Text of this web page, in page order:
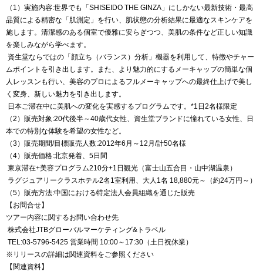
（1）実施内容:世界でも「SHISEIDO THE GINZA」にしかない最新技術・最高
品質による精密な「肌測定」を行い、肌状態の分析結果に最適なスキンケアを
施します。清潔感のある個室で優雅に安らぎつつ、美肌の条件など正しい知識
を楽しみながら学べます。
資生堂ならではの「顔立ち（バランス）分析」機器を利用して、特徴やチャー
ムポイントを引き出します。また、より魅力的にするメーキャップの簡単な個
人レッスンも行い、美容のプロによるフルメーキャップへの最終仕上げで美し
く変身、新しい魅力を引き出します。
日本ご滞在中に美肌への変化を実感するプログラムです。*1日2名様限定
（2）販売対象:20代後半～40歳代女性、資生堂ブランドに憧れている女性、日
本での特別な体験を希望の女性など。
（3）販売期間/目標販売人数:2012年6月～12月/計50名様
（4）販売価格:北京発着、5日間
東京滞在+美容プログラム210分+1日観光（富士山五合目・山中湖温泉）
ラグジュアリークラスホテル2名1室利用、大人1名 18,880元～（約24万円～）
（5）販売方法:中国における特定法人会員組織を通じた販売
【お問合せ】
ツアー内容に関するお問い合わせ先
株式会社JTBグローバルマーケティング&トラベル
TEL:03-5796-5425 営業時間 10:00～17:30（土日祝休業）
※リリースの詳細は関連資料をご参照ください
【関連資料】